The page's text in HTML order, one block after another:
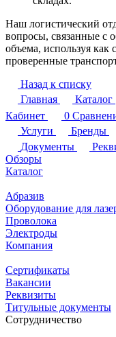
Наш логистический
вопросы, связанные с
объема, используя как
проверенные
Назад к списку
Главная
Каталог
Кабинет
0
Услуги
Бренды
Документы
Обзоры
Каталог
Абразив
Оборудование для
Проволока
Электроды
Компания
Сертификаты
Вакансии
Реквизиты
Титульные документы
Сотрудничество